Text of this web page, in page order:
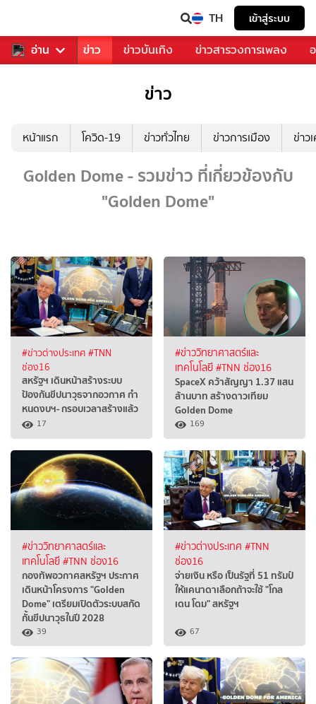
TH เข้าสู่ระบบ
อ่าน
คุณ กีฬา ข่าว ข่าวบันเทิง ข่าวสารวงการเพลง
ข่าว
หน้าแรก โควิด-19 ข่าวทั่วไทย ข่าวการเมือง ข่าว
Golden Dome - รวมข่าว ที่เกี่ยวข้องกับ
"Golden Dome"
#ข่าวต่างประเทศ #TNN
ช่อง16
สหรัฐฯ เดินหน้าสร้างระบบ
ป้องกันขีปนาวุธจากอวกาศ กำ
หนดงบฯ- กรอบเวลาสร้างแล้ว
17
#ข่าววิทยาศาสตร์และ
เทคโนโลยี#TNN ช่อง16
SpaceX คว้าสัญญา 1.37 แสน
ล้านบาท สร้างดาวเทียม
Golden Dome
169
#ข่าววิทยาศาสตร์และ
เทคโนโลยี#TNN ช่อง16
กองทัพอวกาศสหรัฐฯ ประกาศ
เดินหน้าโครงการ "Golden
Dome" เตรียมเปิดตัวระบบสกัด
กั้นขีปนาวุธในปี 2028
39
#ข่าวต่างประเทศ #TNN
ช่อง16
จ่ายเงิน หรือ เป็นรัฐที่ 51 ทรัมป์
ให้แคนาดาเลือกถ้าจะใช้ "โกล
เดน โดม" สหรัฐฯ
67